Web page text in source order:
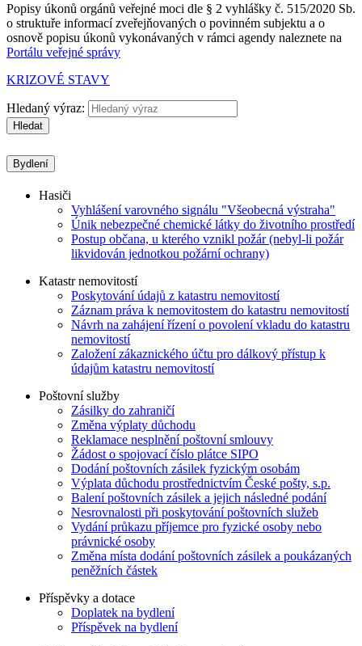
Popisy úkonů orgánů veřejné moci dle § 2 vyhlášky č. 515/2020 Sb.
o struktuře informací zveřejňovaných o povinném subjektu a o
osnově popisu úkonů vykonávaných v rámci agendy naleznete na
Portálu veřejné správy
KRIZOVÉ STAVY
Hledaný výraz:
Hledat
Bydlení
Hasiči
Vyhlášení varovného signálu "Všeobecná výstraha"
Únik nebezpečné chemické látky do životního prostředí
Postup občana, u kterého vznikl požár (nebyl-li požár
likvidován jednotkou požární ochrany)
Katastr nemovitostí
Poskytování údajů z katastru nemovitostí
Záznam práva k nemovitostem do katastru nemovitostí
Návrh na zahájení řízení o povolení vkladu do katastru
nemovitostí
Založení zákaznického účtu pro dálkový přístup k
údajům katastru nemovitostí
Poštovní služby
Zásilky do zahraničí
Změna výplaty důchodu
Reklamace nesplnění poštovní smlouvy
Žádost o spojovací číslo plátce SIPO
Dodání poštovních zásilek fyzickým osobám
Výplata důchodu prostřednictvím České pošty, s.p.
Balení poštovních zásilek a jejich následné podání
Nesrovnalosti při poskytování poštovních služeb
Vydání průkazu příjemce pro fyzické osoby nebo
právnické osoby
Změna místa dodání poštovních zásilek a poukázaných
peněžních částek
Příspěvky a dotace
Doplatek na bydlení
Příspěvek na bydlení